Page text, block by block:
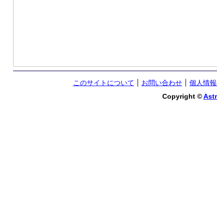
このサイトについて お問い合わせ
個人情
Copyright ©